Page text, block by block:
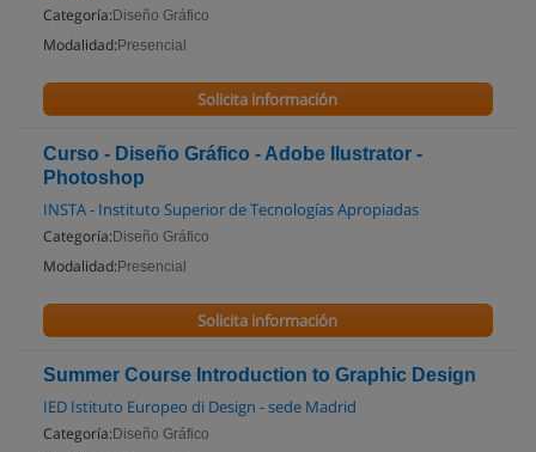
Categoría: Diseño Gráfico
Modalidad: Presencial
Solicita información
Curso - Diseño Gráfico - Adobe Ilustrator -
Photoshop
INSTA - Instituto Superior de Tecnologías Apropiadas
Categoría: Diseño Gráfico
Modalidad: Presencial
Solicita información
Summer Course Introduction to Graphic Design
IED Istituto Europeo di Design - sede Madrid
Categoría: Diseño Gráfico